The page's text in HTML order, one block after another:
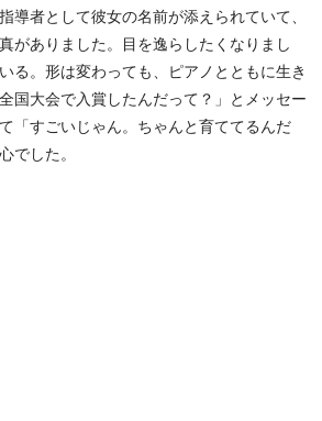
導者として彼女の名前が添えられていて、
がありました。目を逸らしたくなりまし
る。形は変わっても、ピアノとともに生き
国大会で入賞したんだって？」とメッセー
「すごいじゃん。ちゃんと育ててるんだ
でした。